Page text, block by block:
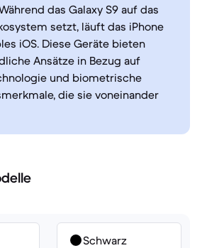
das Galaxy S9 auf das
setzt, läuft das iPhone
iOS. Diese Geräte bieten
Ansätze in Bezug auf
und biometrische
die sie voneinander
Schwarz